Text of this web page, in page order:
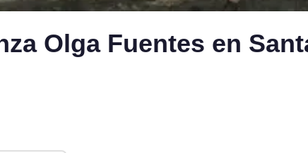
Olga Fuentes en